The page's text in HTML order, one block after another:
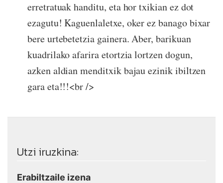
erretratuak handitu, eta hor txikian ez dot
ezagutu! Kaguenlaletxe, oker ez banago bixar
bere urtebetetzia gainera. Aber, barikuan
kuadrilako afarira etortzia lortzen dogun,
azken aldian menditxik bajau ezinik ibiltzen
gara eta!!!<br />
Utzi iruzkina:
Erabiltzaile izena